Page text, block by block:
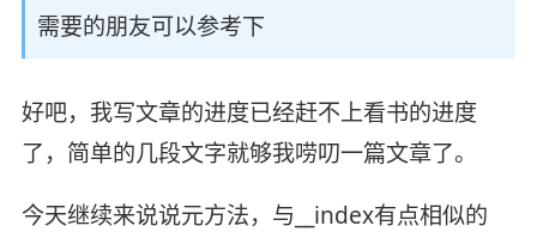
需要的朋友可以参考下
好吧，我写文章的进度已经赶不上看书的进度
了，简单的几段文字就够我唠叨一篇文章了。
今天继续来说说元方法，与__index有点相似的